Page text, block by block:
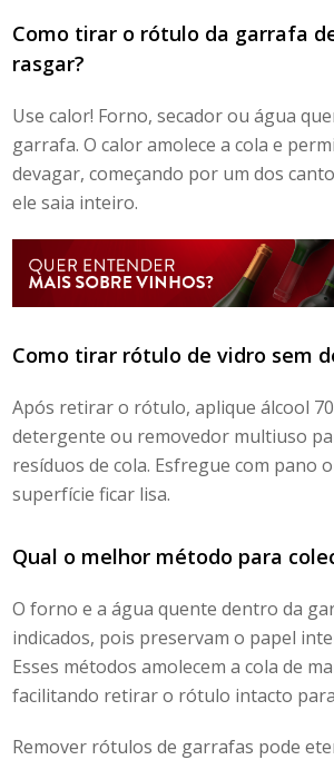
Como tirar o rótulo da garrafa
rasgar?
Use calor! Forno, secador ou água
garrafa. O calor amolece a cola e
devagar, começando por um dos
ele saia inteiro.
Como tirar rótulo de vidro sem
Após retirar o rótulo, aplique álcool
detergente ou removedor multiuso
resíduos de cola. Esfregue com pano
superfície ficar lisa.
Qual o melhor método para
O forno e a água quente dentro da
indicados, pois preservam o papel
Esses métodos amolecem a cola de
facilitando retirar o rótulo intacto
Remover rótulos de garrafas pode